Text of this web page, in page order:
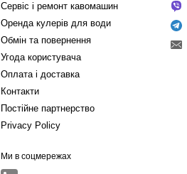
Сервіс і ремонт кавомашин
Оренда кулерів для води
Обмін та повернення
Угода користувача
Оплата і доставка
Контакти
Постійне партнерство
Privacy Policy
Ми в соцмережах